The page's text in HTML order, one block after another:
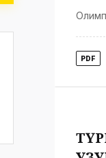
PDF